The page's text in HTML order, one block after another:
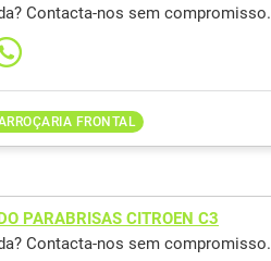
Contacta-nos sem compromisso.
FRONTAL
PARABRISAS CITROEN C3
Contacta-nos sem compromisso.